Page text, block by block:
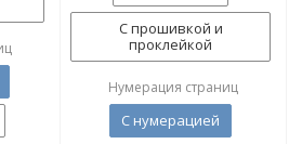
С прошивкой и
проклейкой
Нумерация страниц
С нумерацией